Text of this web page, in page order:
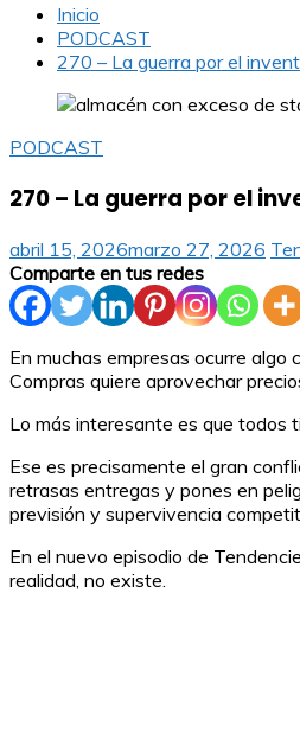
Inicio
PODCAST
270 – La guerra por el
PODCAST
270 – La guerra por el
abril 15, 2026marzo 27, 2026
Comparte en tus redes
En muchas empresas ocurre algo
Compras quiere aprovechar
Lo más interesante es que todos
Ese es precisamente el gran
retrasas entregas y pones en
previsión y supervivencia
En el nuevo episodio de
realidad, no existe.